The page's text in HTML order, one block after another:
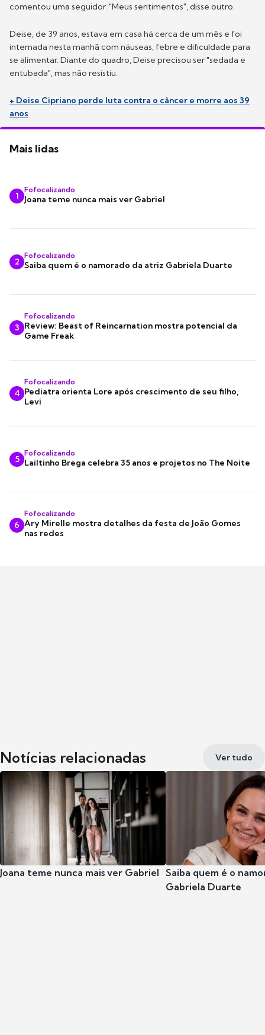
comentou uma seguidor. "Meus sentimentos", disse outro.
Deise, de 39 anos, estava em casa há cerca de um mês e foi
internada nesta manhã com náuseas, febre e dificuldade para
se alimentar. Diante do quadro, Deise precisou ser "sedada e
entubada", mas não resistiu.
+ Deise Cipriano perde luta contra o câncer e morre aos 39
anos
Mais lidas
1
Fofocalizando
Joana teme nunca mais ver Gabriel
2
Fofocalizando
Saiba quem é o namorado da atriz Gabriela Duarte
3
Fofocalizando
Review: Beast of Reincarnation mostra potencial da
Game Freak
4
Fofocalizando
Pediatra orienta Lore após crescimento de seu filho,
Levi
5
Fofocalizando
Lailtinho Brega celebra 35 anos e projetos no The Noite
6
Fofocalizando
Ary Mirelle mostra detalhes da festa de João Gomes
nas redes
Notícias relacionadas Ver tudo
Joana teme nunca mais ver Gabriel Saiba quem é o
Gabriela Duarte